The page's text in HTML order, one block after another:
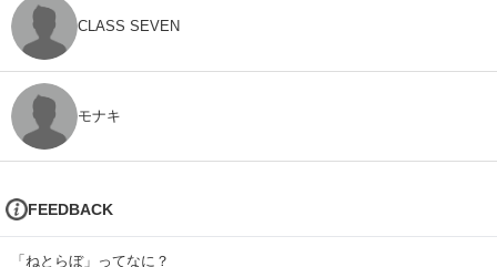
CLASS SEVEN
モナキ
FEEDBACK
「ねとらぼ」ってなに？